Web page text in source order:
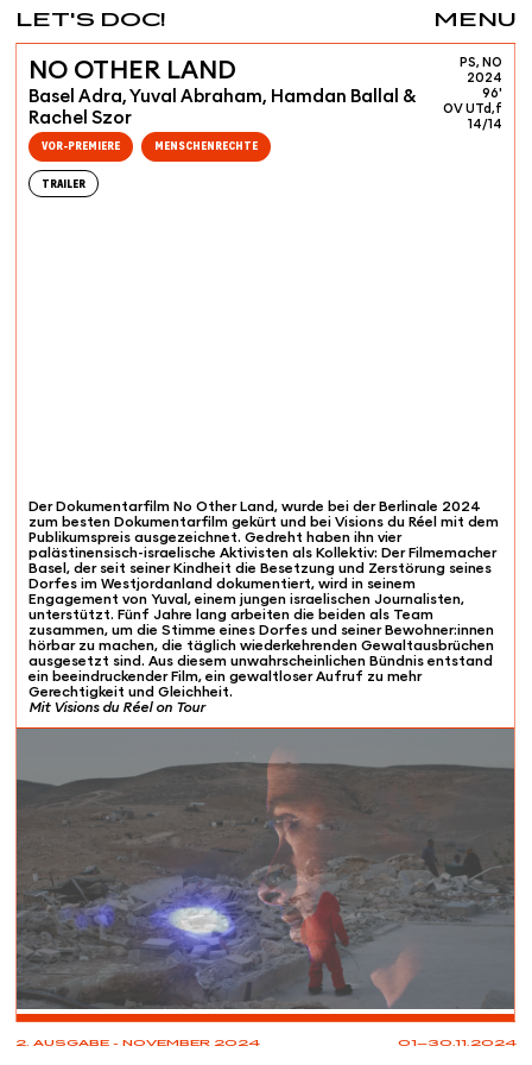
01—30.11.2024
2. AUSGABE - NOVEMBER 2024
MENU
LET'S DOC!
NO OTHER LAND
Basel Adra, Yuval Abraham, Hamdan Ballal &
Rachel Szor
VOR-PREMIERE MENSCHENRECHTE
TRAILER
PS, NO
2024
96'
OV UTd,f
14/14
Der Dokumentarfilm No Other Land, wurde bei der Berlinale 2024
zum besten Dokumentarfilm gekürt und bei Visions du Réel mit dem
Publikumspreis ausgezeichnet. Gedreht haben ihn vier
palästinensisch-israelische Aktivisten als Kollektiv: Der Filmemacher
Basel, der seit seiner Kindheit die Besetzung und Zerstörung seines
Dorfes im Westjordanland dokumentiert, wird in seinem
Engagement von Yuval, einem jungen israelischen Journalisten,
unterstützt. Fünf Jahre lang arbeiten die beiden als Team
zusammen, um die Stimme eines Dorfes und seiner Bewohner:innen
hörbar zu machen, die täglich wiederkehrenden Gewaltausbrüchen
ausgesetzt sind. Aus diesem unwahrscheinlichen Bündnis entstand
ein beeindruckender Film, ein gewaltloser Aufruf zu mehr
Gerechtigkeit und Gleichheit.
Mit Visions du Réel on Tour